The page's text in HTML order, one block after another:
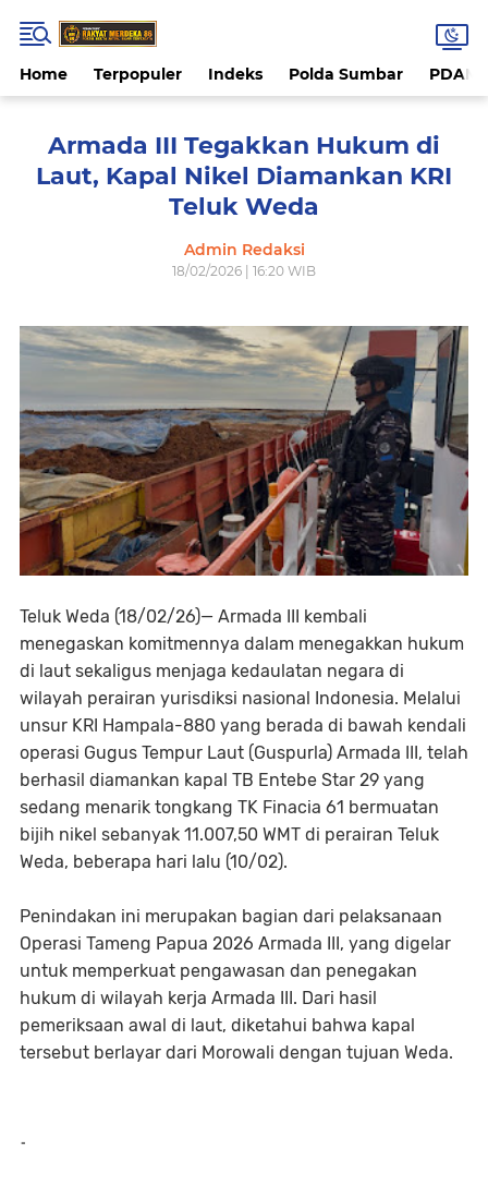
Home Terpopuler Indeks Polda Sumbar PDAM
Armada III Tegakkan Hukum di
Laut, Kapal Nikel Diamankan KRI
Teluk Weda
Admin Redaksi
18/02/2026 | 16:20 WIB
Teluk Weda (18/02/26)— Armada III kembali
menegaskan komitmennya dalam menegakkan hukum
di laut sekaligus menjaga kedaulatan negara di
wilayah perairan yurisdiksi nasional Indonesia. Melalui
unsur KRI Hampala-880 yang berada di bawah kendali
operasi Gugus Tempur Laut (Guspurla) Armada III, telah
berhasil diamankan kapal TB Entebe Star 29 yang
sedang menarik tongkang TK Finacia 61 bermuatan
bijih nikel sebanyak 11.007,50 WMT di perairan Teluk
Weda, beberapa hari lalu (10/02).
Penindakan ini merupakan bagian dari pelaksanaan
Operasi Tameng Papua 2026 Armada III, yang digelar
untuk memperkuat pengawasan dan penegakan
hukum di wilayah kerja Armada III. Dari hasil
pemeriksaan awal di laut, diketahui bahwa kapal
tersebut berlayar dari Morowali dengan tujuan Weda.
-